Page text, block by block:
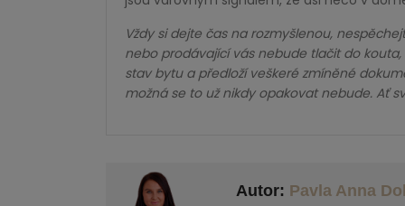
Vždy si dejte čas na rozmyšlenou,
nebo prodávající vás nebude tlačit do
stav bytu a předloží veškeré zmíněné
možná se to už nikdy opakovat nebude. Ať
Autor: Pavla Anna